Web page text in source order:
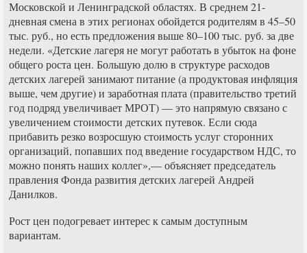
Московской и Ленинградской областях. В среднем 21-
дневная смена в этих регионах обойдется родителям в 45–50
тыс. руб., но есть предложения выше 80–100 тыс. руб. за две
недели. «Детские лагеря не могут работать в убыток на фоне
общего роста цен. Большую долю в структуре расходов
детских лагерей занимают питание (а продуктовая инфляция
выше, чем другие) и заработная плата (правительство третий
год подряд увеличивает МРОТ) — это напрямую связано с
увеличением стоимости детских путевок. Если сюда
прибавить резко возросшую стоимость услуг сторонних
организаций, попавших под введение государством НДС, то
можно понять наших коллег»,— объясняет председатель
правления Фонда развития детских лагерей Андрей
Данилков.
Рост цен подогревает интерес к самым доступным
вариантам.